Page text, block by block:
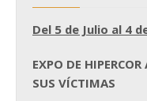
Del 5 de Julio al 4
EXPO DE
SUS VÍCTIMAS